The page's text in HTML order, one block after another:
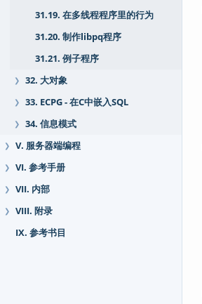
31.19. 在多线程程序里的行为
31.20. 制作libpq程序
31.21. 例子程序
❯ 32. 大对象
❯ 33. ECPG - 在C中嵌入SQL
❯ 34. 信息模式
❯ V. 服务器端编程
❯ VI. 参考手册
❯ VII. 内部
❯
VIII. 附录
IX. 参考书目